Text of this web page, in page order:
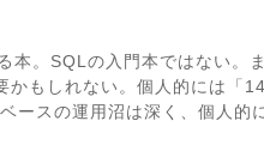
本。SQLの入門本ではない。
もしれない。個人的には「
ースの運用沼は深く、個人的